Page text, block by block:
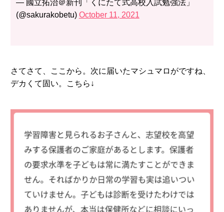
— 國立拓治＠新刊「くにたて式高校入試勉強法」
(@sakurakobetu) October 11, 2021
さてさて、ここから。次に届いたマシュマロがですね、
デカくて固い。こちら↓